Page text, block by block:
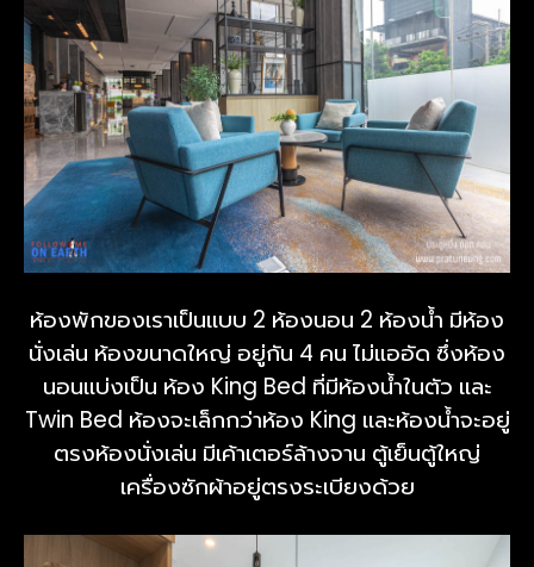
ห้องพักของเราเป็นแบบ 2 ห้องนอน 2 ห้องน้ำ มีห้อง
นั่งเล่น ห้องขนาดใหญ่ อยู่กัน 4 คน ไม่แออัด ซึ่งห้อง
นอนแบ่งเป็น ห้อง King Bed ที่มีห้องน้ำในตัว และ
Twin Bed ห้องจะเล็กกว่าห้อง King และห้องน้ำจะอยู่
ตรงห้องนั่งเล่น มีเค้าเตอร์ล้างจาน ตู้เย็นตู้ใหญ่
เครื่องซักผ้าอยู่ตรงระเบียงด้วย